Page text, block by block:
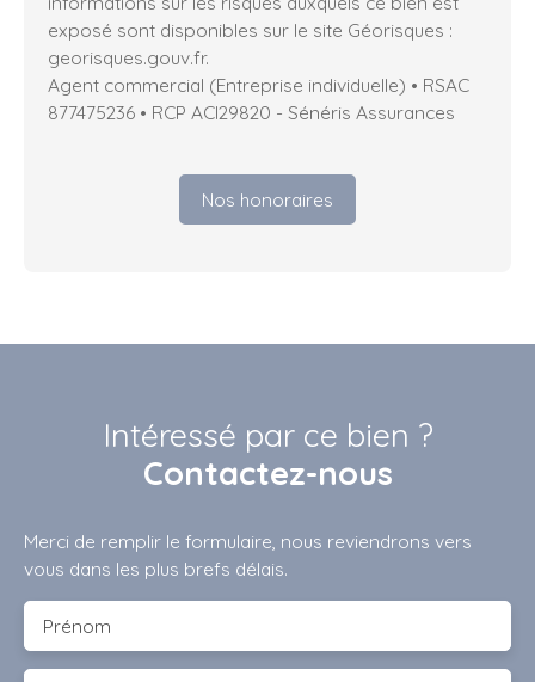
exposé sont disponibles sur le site Géorisques :
georisques.gouv.fr.
Agent commercial (Entreprise individuelle) • RSAC
877475236 • RCP ACI29820 - Sénéris Assurances
Nos honoraires
Intéressé par ce bien ?
Contactez-nous
Merci de remplir le formulaire, nous reviendrons vers
vous dans les plus brefs délais.
Prénom